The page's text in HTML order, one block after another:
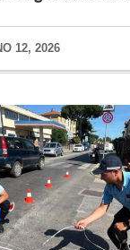
12, 2026